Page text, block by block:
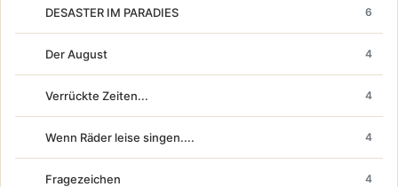
DESASTER IM PARADIES 6
Der August 4
Verrückte Zeiten... 4
Wenn Räder leise singen.... 4
Fragezeichen 4